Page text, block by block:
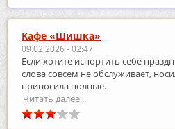
Кафе «Шишка»
09.02.2026 - 02:47
Если хотите испортить себе
слова совсем не обслуживает,
приносила полные.
Читать далее...